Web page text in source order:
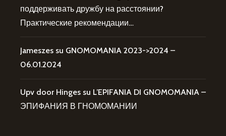
поддерживать дружбу на расстоянии?
Практические рекомендации…
Jameszes su GNOMOMANIA 2023->2024 –
06.01.2024
Upv door Hinges su L’EPIFANIA DI GNOMOMANIA –
ЭПИФАНИЯ В ГНОМОМАНИИ